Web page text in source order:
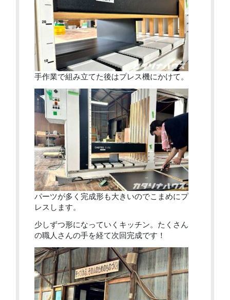
手作業で組み立てた後はプレス機にかけて。
パーツが多く完成形も大きいのでこまめにプ
レスします。
少しずつ形になっていくキッチン。たくさん
の職人さんの手を経て次回完成です！